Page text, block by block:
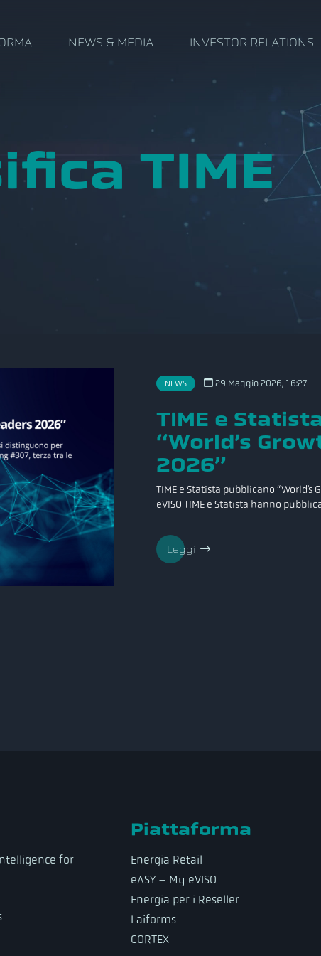
NEWS & MEDIA INVESTOR RELATIONS
TIME
NEWS 29 Maggio 2026, 16:27
TIME e
“World’s
2026”
TIME e Statista pubblicano
eVISO TIME e Statista hanno
Leggi
for
Piattaforma
Energia Retail
eASY – My eVISO
Energia per i Reseller
Laiforms
CORTEX